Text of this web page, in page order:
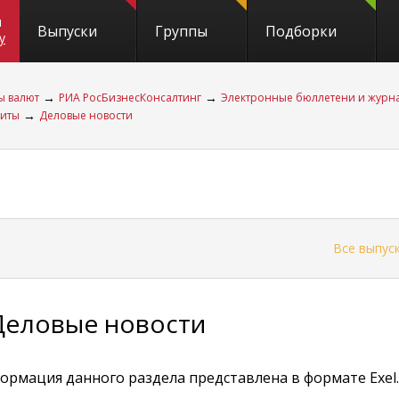
Выпуски Группы Подборки
валют → РИА РосБизнесКонсалтинг → Электронные бюллетени и
→ Деловые новости
Все
новости
данного раздела представлена в формате Exel.